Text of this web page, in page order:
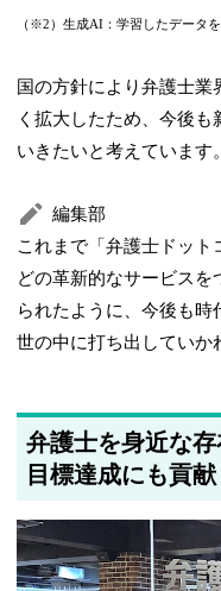
（※2）生成AI：学習したデータ
国の方針により弁護士業
く拡大したため、今後
いきたいと考えています。
編集部
これまで「弁護士ドッ
どの革新的なサービスを
られたように、今後も時
世の中に打ち出していか
弁護士を身近な
目標達成にも貢献